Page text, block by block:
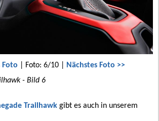
Foto | Foto: 6/10 | Nächstes Foto >>
- Bild 6
Trailhawk gibt es auch in unserem